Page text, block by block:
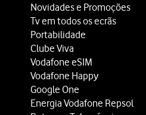
Novidades e Promoções
Tv em todos os ecrãs
Portabilidade
Clube Viva
Vodafone eSIM
Vodafone Happy
Google One
Energia Vodafone Repsol